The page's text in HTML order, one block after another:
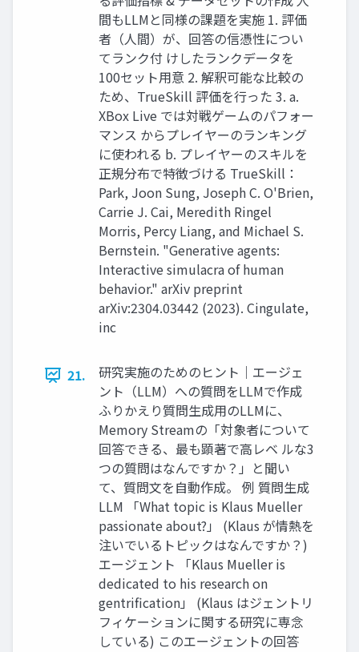
間もLLMと同様の課題を実施 1. 評価
者（人間）が、回答の信憑性につい
てランク付 けしたランクデータを
100セット用意 2. 解釈可能な比較の
ため、TrueSkill 評価を行った 3. a.
XBox Live では対戦ゲームのパフォー
マンス からプレイヤーのランキング
に使われる b. プレイヤーのスキルを
正規分布で特徴づける TrueSkill：
Park, Joon Sung, Joseph C. O'Brien,
Carrie J. Cai, Meredith Ringel
Morris, Percy Liang, and Michael S.
Bernstein. "Generative agents:
Interactive simulacra of human
behavior." arXiv preprint
arXiv:2304.03442 (2023). Cingulate,
inc
21.
研究実施のためのヒント｜エージェ
ント（LLM）への質問をLLMで作成
ふりかえり質問生成用のLLMに、
Memory Streamの「対象者について
回答できる、最も顕著で高レベ ルな3
つの質問はなんですか？」と聞い
て、質問文を自動作成。 例 質問生成
LLM 「What topic is Klaus Mueller
passionate about?」 (Klaus が情熱を
注いでいるトピックはなんですか？)
エージェント 「Klaus Mueller is
dedicated to his research on
gentriﬁcation」 (Klaus はジェントリ
フィケーションに関する研究に専念
している) このエージェントの回答